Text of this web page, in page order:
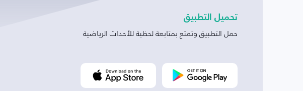
تحميل التطبيق
حمل التطبيق وتمتع بمتابعة لحظية للأحداث الرياضية